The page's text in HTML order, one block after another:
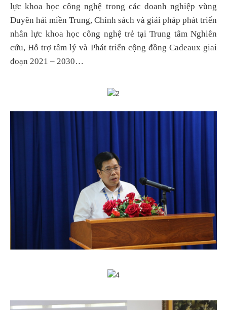
lực khoa học công nghệ trong các doanh nghiệp vùng
Duyên hải miền Trung, Chính sách và giải pháp phát triển
nhân lực khoa học công nghệ trẻ tại Trung tâm Nghiên
cứu, Hỗ trợ tâm lý và Phát triển cộng đồng Cadeaux giai
đoạn 2021 – 2030…